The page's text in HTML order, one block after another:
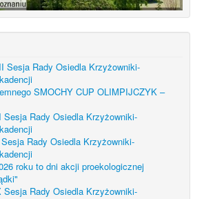
Sesja Rady Osiedla Krzyżowniki-
SMOCHY CUP OLIMPIJCZYK –
Sesja Rady Osiedla Krzyżowniki-
Rady Osiedla Krzyżowniki-
roku to dni akcji proekologicznej
Sesja Rady Osiedla Krzyżowniki-